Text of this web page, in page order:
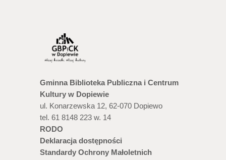
Gminna Biblioteka Publiczna i Centrum
Kultury w Dopiewie
ul. Konarzewska 12, 62-070 Dopiewo
tel. 61 8148 223 w. 14
RODO
Deklaracja dostępności
Standardy Ochrony Małoletnich